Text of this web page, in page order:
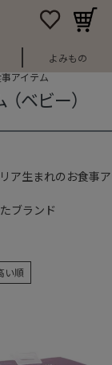
よみもの
アイテム
ベビー）
ア生まれのお食事ア
ブランド
い順